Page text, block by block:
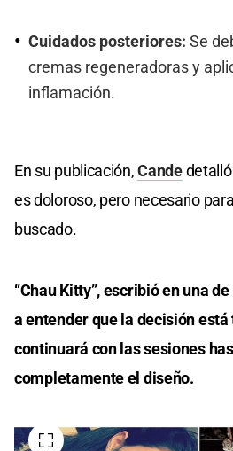
Cuidados posteriores: Se
cremas regeneradoras y
inflamación.
En su publicación,Candedetalló
es doloroso, pero necesario
buscado.
“Chau Kitty”, escribió en una
a entender que la decisión está
continuará con las sesiones
completamente el diseño.